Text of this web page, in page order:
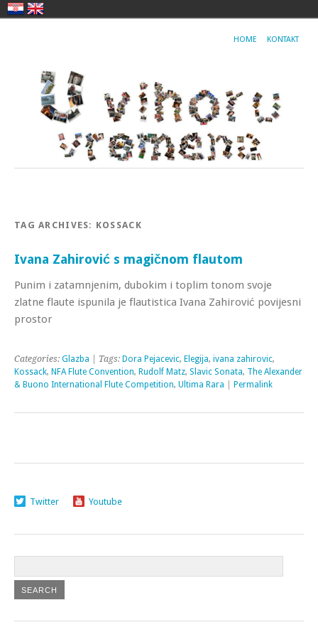
HOME KONTAKT
TAG ARCHIVES: KOSSACK
Ivana Zahirović s magičnom flautom
Punim i zatamnjenim, dubokim i toplim tonom svoje
zlatne flaute ispunila je flautistica Ivana Zahirović povijesni
prostor
Categories: Glazba | Tags: Dora Pejacevic, Elegija, ivana zahirovic,
Kossack, NFA Flute Convention, Rudolf Matz, Slavic Sonata, The Alexander
& Buono International Flute Competition, Ultima Rara Permalink
Twitter Youtube